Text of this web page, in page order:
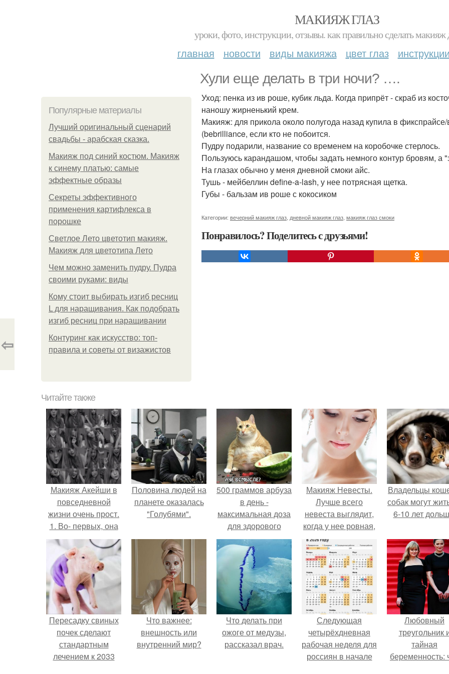
МАКИЯЖ ГЛАЗ
уроки, фото, инструкции, отзывы. как правильно сделать макияж
главная новости виды макияжа цвет глаз
Хули еще делать в три ночи? ….
Популярные материалы
Лучший оригинальный сценарий
свадьбы - арабская сказка.
Макияж под синий костюм. Макияж
к синему платью: самые
эффектные образы
Секреты эффективного
применения картифлекса в
порошке
Светлое Лето цветотип макияж.
Макияж для цветотипа Лето
Чем можно заменить пудру. Пудра
своими руками: виды
Кому стоит выбирать изгиб ресниц
L для наращивания. Как подобрать
изгиб ресниц при наращивании
Контуринг как искусство: топ-
правила и советы от визажистов
Уход: пенка из ив роше, кубик льда. Когда припрёт - скраб из
наношу жирненький крем.
Макияж: для прикола около полугода назад купила в
(bebrilliance, если кто не побоится.
Пудру подарили, название со временем на коробочке стерлось.
Пользуюсь карандашом, чтобы задать немного контур бровям, а
На глазах обычно у меня дневной смоки айс.
Тушь - мейбеллин define-a-lash, у нее потрясная щетка.
Губы - бальзам ив роше с кокосиком
Категории: вечерний макияж глаз дневной макияж глаз макияж глаз смоки
Понравилось? Поделитесь с друзьями!
⇦
Читайте также
Макияж Акейши в
повседневной
жизни очень прост.
1. Во- первых, она
наносит тональный
или ВВ крем.
Половина людей на
планете оказалась
"Голубями".
500 граммов арбуза
в день -
максимальная доза
для здорового
взрослого,
предупредили
врачи.
Макияж Невесты.
Лучше всего
невеста выглядит,
когда у нее ровная,
естественно
выглядящая кожа.
Владельцы
собак могут
6-10 лет
Пересадку свиных
почек сделают
стандартным
лечением к 2033
Что важнее:
внешность или
внутренний мир?
Что делать при
ожоге от медузы,
рассказал врач.
Следующая
четырёхдневная
рабочая неделя для
россиян в начале
Любовный
треугольник
тайная
беременность: